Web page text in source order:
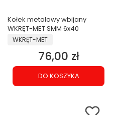
Kołek metalowy wbijany
WKRĘT-MET SMM 6x40
PRODUCENT
WKRĘT-MET
Cena
76,00 zł
DO KOSZYKA